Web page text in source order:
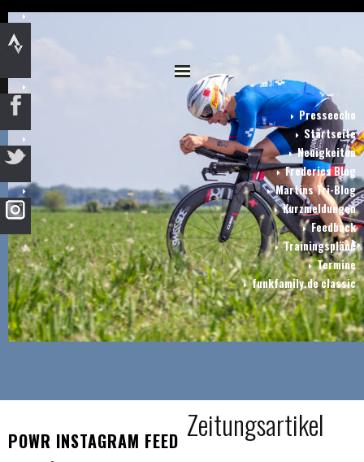
Presseecho
Startseite
Neuigkeiten
Frederics Blog
Martins Tri-Blog
Kurzmeldungen
Feedback
Trainingspläne
Termine
funkfamily.de classic
POWR INSTAGRAM FEED Zeitungsartikel